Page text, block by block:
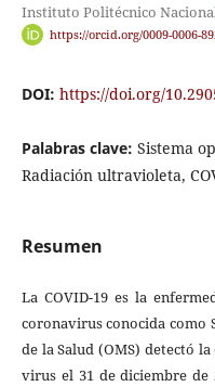
Instituto Politécnico
https://orcid.org/0009-0006-
DOI: https://doi.org/
Palabras clave: Sistema
Radiación ultravioleta,
Resumen
La COVID-19 es la
coronavirus conocida como
de la Salud (OMS) detectó
virus el 31 de diciembre de